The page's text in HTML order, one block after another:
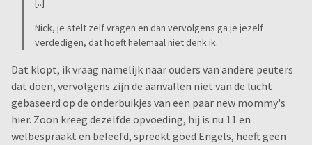
Nick, je stelt zelf vragen en dan vervolgens ga je jezelf
verdedigen, dat hoeft helemaal niet denk ik.
Dat klopt, ik vraag namelijk naar ouders van andere peuters
dat doen, vervolgens zijn de aanvallen niet van de lucht
gebaseerd op de onderbuikjes van een paar new mommy's
hier. Zoon kreeg dezelfde opvoeding, hij is nu 11 en
welbespraakt en beleefd, spreekt goed Engels, heeft geen